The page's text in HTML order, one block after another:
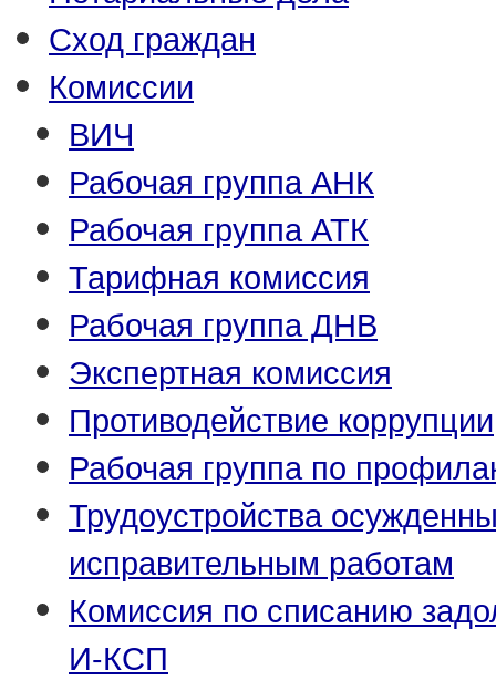
Сход граждан
Комиссии
ВИЧ
Рабочая группа АНК
Рабочая группа АТК
Тарифная комиссия
Рабочая группа ДНВ
Экспертная комиссия
Противодействие коррупции
Рабочая группа по
Трудоустройства
исправительным работам
Комиссия по списанию
И-КСП